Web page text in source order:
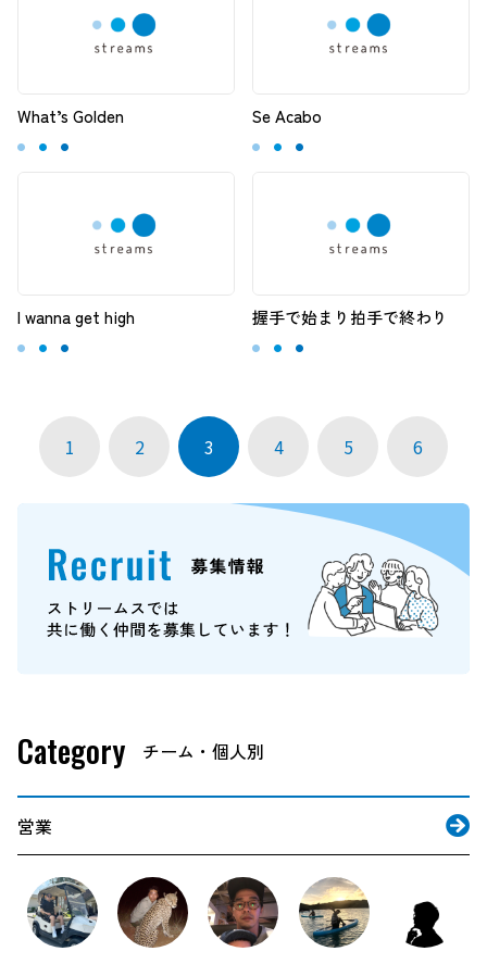
What’s Golden Se Acabo
I wanna get high 握手で始まり拍手で終わり
1 2 3 4 5 6
Category
営業